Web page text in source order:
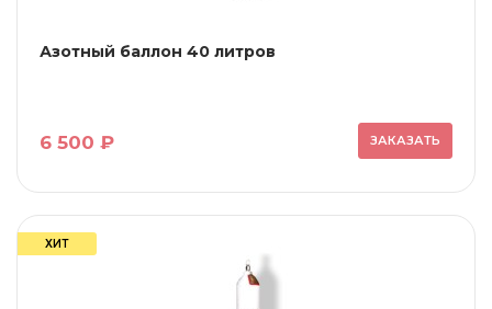
Азотный баллон 40 литров
6 500 ₽ ЗАКАЗАТЬ
ХИТ